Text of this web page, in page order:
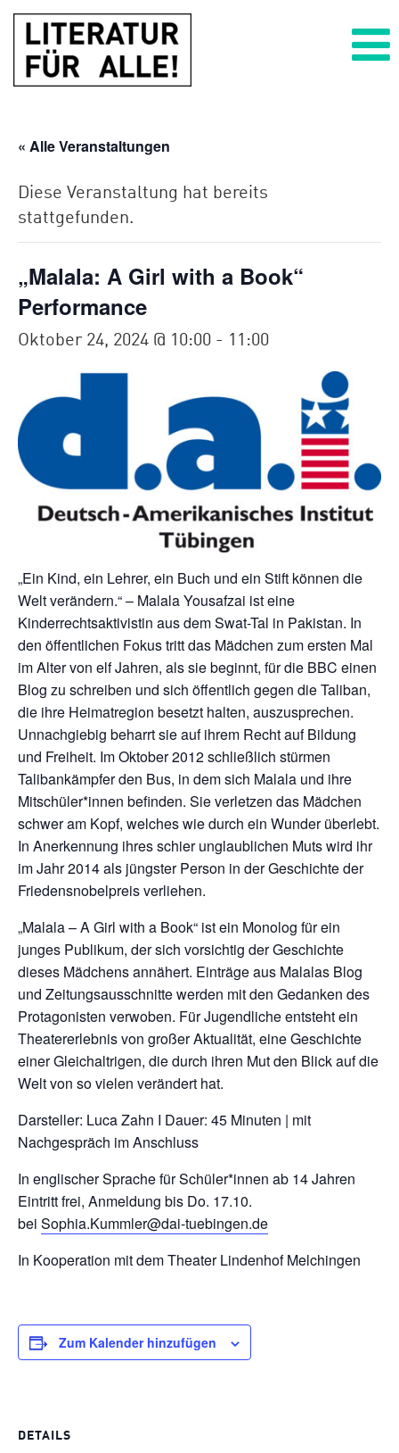
Zum
Inhalt
wechseln
Zum
Hauptmenü
springen
AUSSTELLUNG
ÜBER UNS
Kooperationspartner*innen
BARRIEREFREIHEIT
« Alle Veranstaltungen
Diese Veranstaltung hat bereits
stattgefunden.
„Malala: A Girl with a Book“
Performance
Oktober 24, 2024 @ 10:00 - 11:00
„Ein Kind, ein Lehrer, ein Buch und ein Stift können die
Welt verändern.“ – Malala Yousafzai ist eine
Kinderrechtsaktivistin aus dem Swat-Tal in Pakistan. In
den öffentlichen Fokus tritt das Mädchen zum ersten Mal
im Alter von elf Jahren, als sie beginnt, für die BBC einen
Blog zu schreiben und sich öffentlich gegen die Taliban,
die ihre Heimatregion besetzt halten, auszusprechen.
Unnachgiebig beharrt sie auf ihrem Recht auf Bildung
und Freiheit. Im Oktober 2012 schließlich stürmen
Talibankämpfer den Bus, in dem sich Malala und ihre
Mitschüler*innen befinden. Sie verletzen das Mädchen
schwer am Kopf, welches wie durch ein Wunder überlebt.
In Anerkennung ihres schier unglaublichen Muts wird ihr
im Jahr 2014 als jüngster Person in der Geschichte der
Friedensnobelpreis verliehen.
„Malala – A Girl with a Book“ ist ein Monolog für ein
junges Publikum, der sich vorsichtig der Geschichte
dieses Mädchens annähert. Einträge aus Malalas Blog
und Zeitungsausschnitte werden mit den Gedanken des
Protagonisten verwoben. Für Jugendliche entsteht ein
Theatererlebnis von großer Aktualität, eine Geschichte
einer Gleichaltrigen, die durch ihren Mut den Blick auf die
Welt von so vielen verändert hat.
Darsteller: Luca Zahn I Dauer: 45 Minuten | mit
Nachgespräch im Anschluss
In englischer Sprache für Schüler*innen ab 14 Jahren
Eintritt frei, Anmeldung bis Do. 17.10.
bei Sophia.Kummler@dai-tuebingen.de
In Kooperation mit dem Theater Lindenhof Melchingen
Zum Kalender hinzufügen
DETAILS